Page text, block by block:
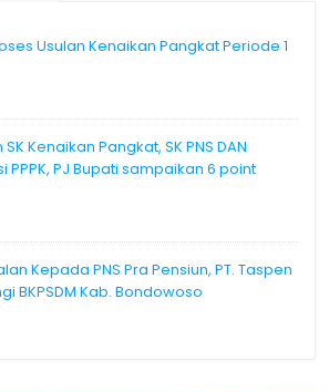
Usulan Kenaikan Pangkat Periode 1
Kenaikan Pangkat, SK PNS DAN
PPPK, PJ Bupati sampaikan 6 point
Kepada PNS Pra Pensiun, PT. Taspen
BKPSDM Kab. Bondowoso